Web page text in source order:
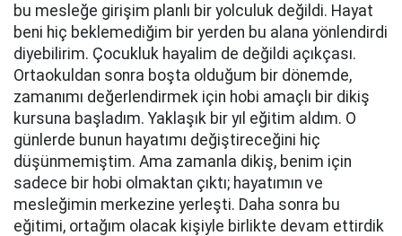
bu mesleğe girişim planlı bir yolculuk değildi. Hayat
beni hiç beklemediğim bir yerden bu alana yönlendirdi
diyebilirim. Çocukluk hayalim de değildi açıkçası.
Ortaokuldan sonra boşta olduğum bir dönemde,
zamanımı değerlendirmek için hobi amaçlı bir dikiş
kursuna başladım. Yaklaşık bir yıl eğitim aldım. O
günlerde bunun hayatımı değiştireceğini hiç
düşünmemiştim. Ama zamanla dikiş, benim için
sadece bir hobi olmaktan çıktı; hayatımın ve
mesleğimin merkezine yerleşti. Daha sonra bu
eğitimi, ortağım olacak kişiyle birlikte devam ettirdik